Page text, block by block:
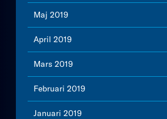
Maj 2019
April 2019
Mars 2019
Februari 2019
Januari 2019